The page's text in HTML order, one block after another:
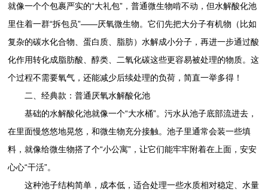
就像一个个包裹严实的“大礼包”，普通微生物啃不动，但水解酸化池
里住着一群“拆包员”——厌氧微生物。它们先把大分子有机物（比如
复杂的碳水化合物、蛋白质、脂肪）水解成小分子，再进一步通过酸
化作用转化成脂肪酸、醇类、二氧化碳这些更容易被处理的物质。这
个过程不需要氧气，还能减少后续处理的负荷，简直一举多得！
二、经典款：普通厌氧水解酸化池
基础的水解酸化池就像一个“大水桶”。污水从池子底部流进去，
在里面慢悠悠地晃悠，和微生物充分接触。池子里通常会装一些填
料，就像给微生物搭了个“小公寓”，让它们能牢牢附着在上面，安安
心心“干活”。
这种池子结构简单，成本低，适合处理一些水质相对稳定、水量